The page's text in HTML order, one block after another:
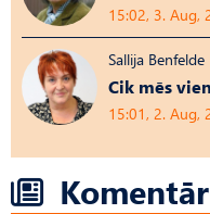
15:02, 3. Aug,
Sallija Benfelde
Cik mēs
15:01, 2. Aug,